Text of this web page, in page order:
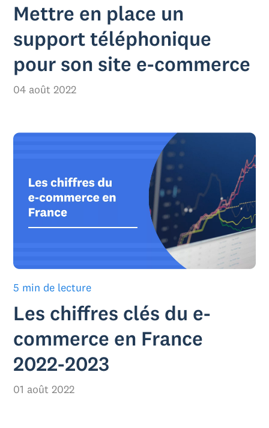
Mettre en place un
support téléphonique
pour son site e-commerce
04 août 2022
5 min de lecture
Les chiffres clés du e-
commerce en France
2022-2023
01 août 2022